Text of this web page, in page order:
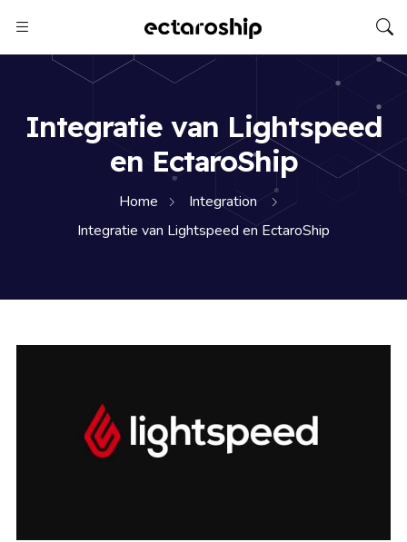
Integratie van Lightspeed
en EctaroShip
Home
Integration
Integratie van Lightspeed en EctaroShip